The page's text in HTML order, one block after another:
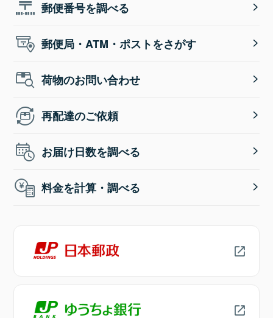
郵便番号を調べる
郵便局・ATM・ポストをさがす
荷物のお問い合わせ
再配達のご依頼
お届け日数を調べる
料金を計算・調べる